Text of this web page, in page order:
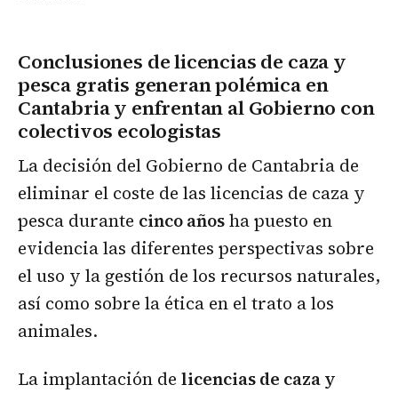
Conclusiones de licencias de caza y
pesca gratis generan polémica en
Cantabria y enfrentan al Gobierno con
colectivos ecologistas
La decisión del Gobierno de Cantabria de
eliminar el coste de las licencias de caza y
pesca durante cinco añosha puesto en
evidencia las diferentes perspectivas sobre
el uso y la gestión de los recursos naturales,
así como sobre la ética en el trato a los
animales.
La implantación de licencias de caza y